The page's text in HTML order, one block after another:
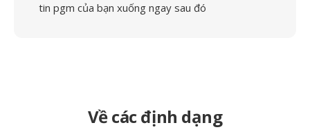
tin pgm của bạn xuống ngay sau đó
Về các định dạng